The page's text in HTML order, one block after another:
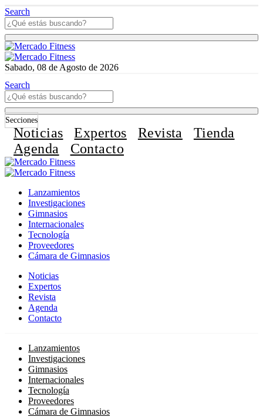
Search
Sabado, 08 de Agosto de 2026
Search
Secciones
Noticias Expertos Revista
Tienda
Agenda
Contacto
Lanzamientos
Investigaciones
Gimnasios
Internacionales
Tecnología
Proveedores
Cámara de Gimnasios
Noticias
Expertos
Revista
Agenda
Contacto
Lanzamientos
Investigaciones
Gimnasios
Internacionales
Tecnología
Proveedores
Cámara de Gimnasios